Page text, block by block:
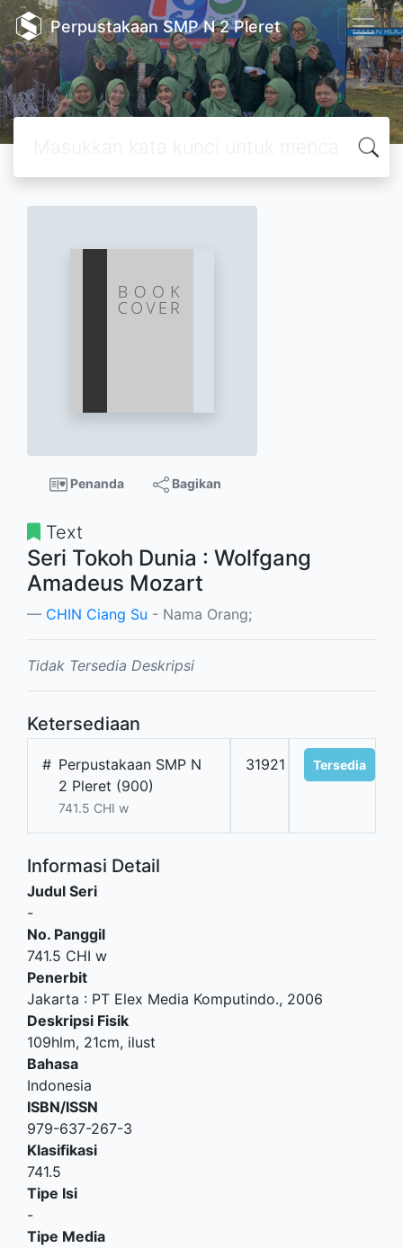
Perpustakaan SMP N 2 Pleret
Penanda Bagikan
Text
Seri Tokoh Dunia : Wolfgang
Amadeus Mozart
CHIN Ciang Su - Nama Orang;
Tidak Tersedia Deskripsi
Ketersediaan
# Perpustakaan SMP N
2 Pleret (900)
741.5 CHI w
31921 Tersedia
Informasi Detail
Judul Seri
-
No. Panggil
741.5 CHI w
Penerbit
Jakarta : PT Elex Media Komputindo., 2006
Deskripsi Fisik
109hlm, 21cm, ilust
Bahasa
Indonesia
ISBN/ISSN
979-637-267-3
Klasifikasi
741.5
Tipe Isi
-
Tipe Media